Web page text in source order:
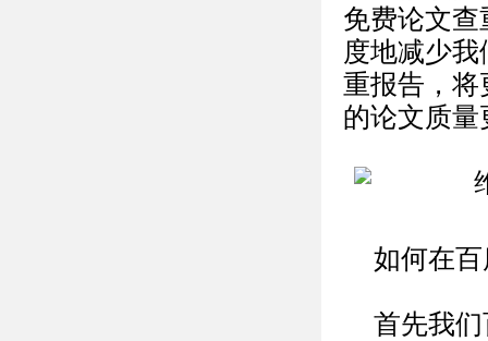
免费论文
度地减少
重报告，将
的论文质
如何在
首先我